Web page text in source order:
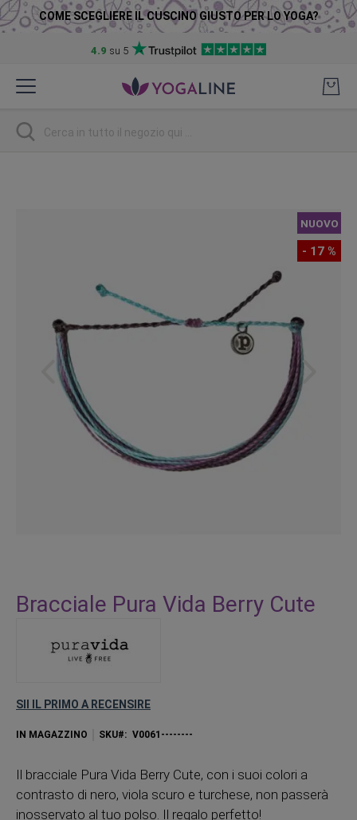
COME SCEGLIERE IL CUSCINO GIUSTO PER LO YOGA?
4.9 su 5
al
Ricerca
NUOVO
- 17 %
all'inizio
della
immagini
Bracciale Pura Vida Berry Cute
SII IL PRIMO A RECENSIRE
IN MAGAZZINO SKU V0061--------
Il bracciale Pura Vida Berry Cute, con i suoi colori a
contrasto di nero, viola scuro e turchese, non passerà
inosservato al tuo polso. Il regalo perfetto!